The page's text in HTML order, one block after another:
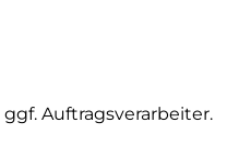
Auftragsverarbeiter.